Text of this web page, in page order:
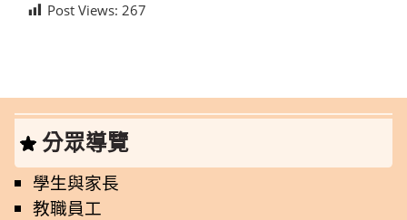
Post Views: 267
分眾導覽
學生與家長
教職員工